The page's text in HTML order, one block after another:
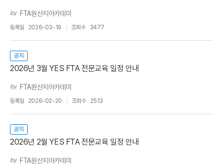
by FTA원산지아카데미
등록일 2026-03-19 조회수 3477
공지
2026년 3월 YES FTA 전문교육 일정 안내
by FTA원산지아카데미
등록일 2026-02-20 조회수 2513
공지
2026년 2월 YES FTA 전문교육 일정 안내
by FTA원산지아카데미